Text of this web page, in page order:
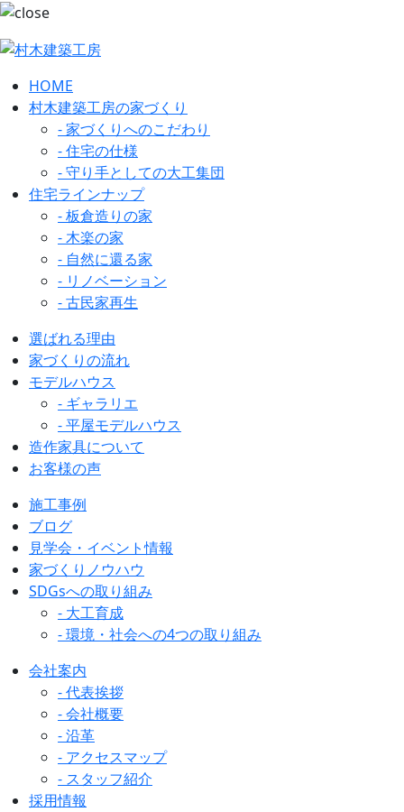
HOME
村木建築工房の家づくり
- 家づくりへのこだわり
- 住宅の仕様
- 守り手としての大工集団
住宅ラインナップ
- 板倉造りの家
- 木楽の家
- 自然に還る家
- リノベーション
- 古民家再生
選ばれる理由
家づくりの流れ
モデルハウス
- ギャラリエ
- 平屋モデルハウス
造作家具について
お客様の声
施工事例
ブログ
見学会・イベント情報
家づくりノウハウ
SDGsへの取り組み
- 大工育成
- 環境・社会への4つの取り組み
会社案内
- 代表挨拶
- 会社概要
- 沿革
- アクセスマップ
- スタッフ紹介
採用情報